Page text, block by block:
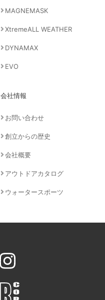
MAGNEMASK
XtremeALL WEATHER
DYNAMAX
EVO
会社情報
お問い合わせ
創立からの歴史
会社概要
アウトドアカタログ
ウォータースポーツ